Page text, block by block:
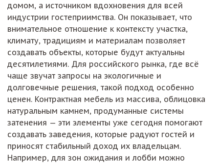
домом, а источником вдохновения для всей
индустрии гостеприимства. Он показывает, что
внимательное отношение к контексту участка,
климату, традициям и материалам позволяет
создавать объекты, которые будут актуальны
десятилетиями. Для российского рынка, где всё
чаще звучат запросы на экологичные и
долговечные решения, такой подход особенно
ценен. Контрактная мебель из массива, облицовка
натуральным камнем, продуманные системы
затенения — эти элементы уже сегодня помогают
создавать заведения, которые радуют гостей и
приносят стабильный доход их владельцам.
Например, для зон ожидания и лобби можно